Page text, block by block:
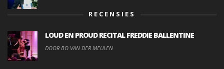
RECENSIES
LOUD EN PROUD RECITAL FREDDIE BALLENTINE
DOOR BO VAN DER MEULEN